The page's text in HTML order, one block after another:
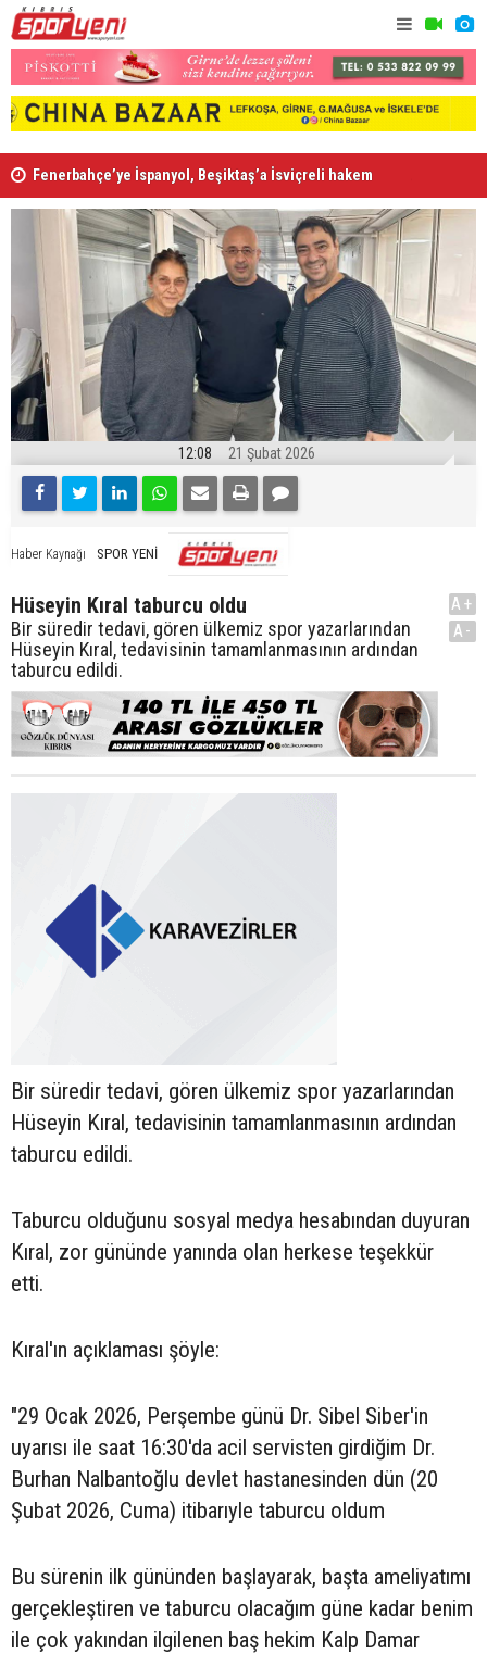
Fenerbahçe’ye İspanyol, Beşiktaş’a İsviçreli hakem
12:08 21 Şubat 2026
Haber Kaynağı SPOR YENİ
Hüseyin Kıral taburcu oldu
Bir süredir tedavi, gören ülkemiz spor yazarlarından
Hüseyin Kıral, tedavisinin tamamlanmasının ardından
taburcu edildi.
A+
A-
Bir süredir tedavi, gören ülkemiz spor yazarlarından
Hüseyin Kıral, tedavisinin tamamlanmasının ardından
taburcu edildi.
Taburcu olduğunu sosyal medya hesabından duyuran
Kıral, zor gününde yanında olan herkese teşekkür
etti.
Kıral'ın açıklaması şöyle:
"29 Ocak 2026, Perşembe günü Dr. Sibel Siber'in
uyarısı ile saat 16:30'da acil servisten girdiğim Dr.
Burhan Nalbantoğlu devlet hastanesinden dün (20
Şubat 2026, Cuma) itibarıyle taburcu oldum
Bu sürenin ilk gününden başlayarak, başta ameliyatımı
gerçekleştiren ve taburcu olacağım güne kadar benim
ile çok yakından ilgilenen baş hekim Kalp Damar